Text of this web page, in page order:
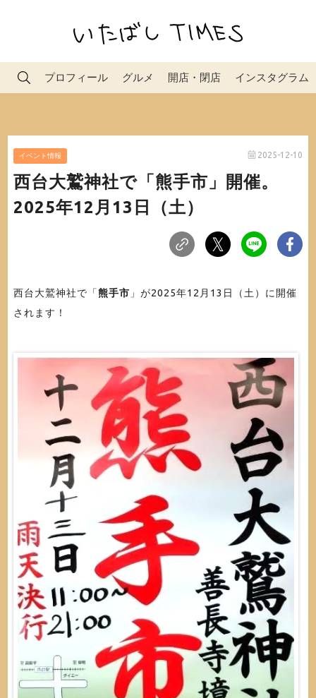
プロフィール グルメ 開店・閉店 インスタグラム
イベント情報 2025-12-10
西台大鷲神社で「熊手市」開催。
2025年12月13日（土）
西台大鷲神社で「熊手市 」が2025年12月13日（土）に開催
されます！